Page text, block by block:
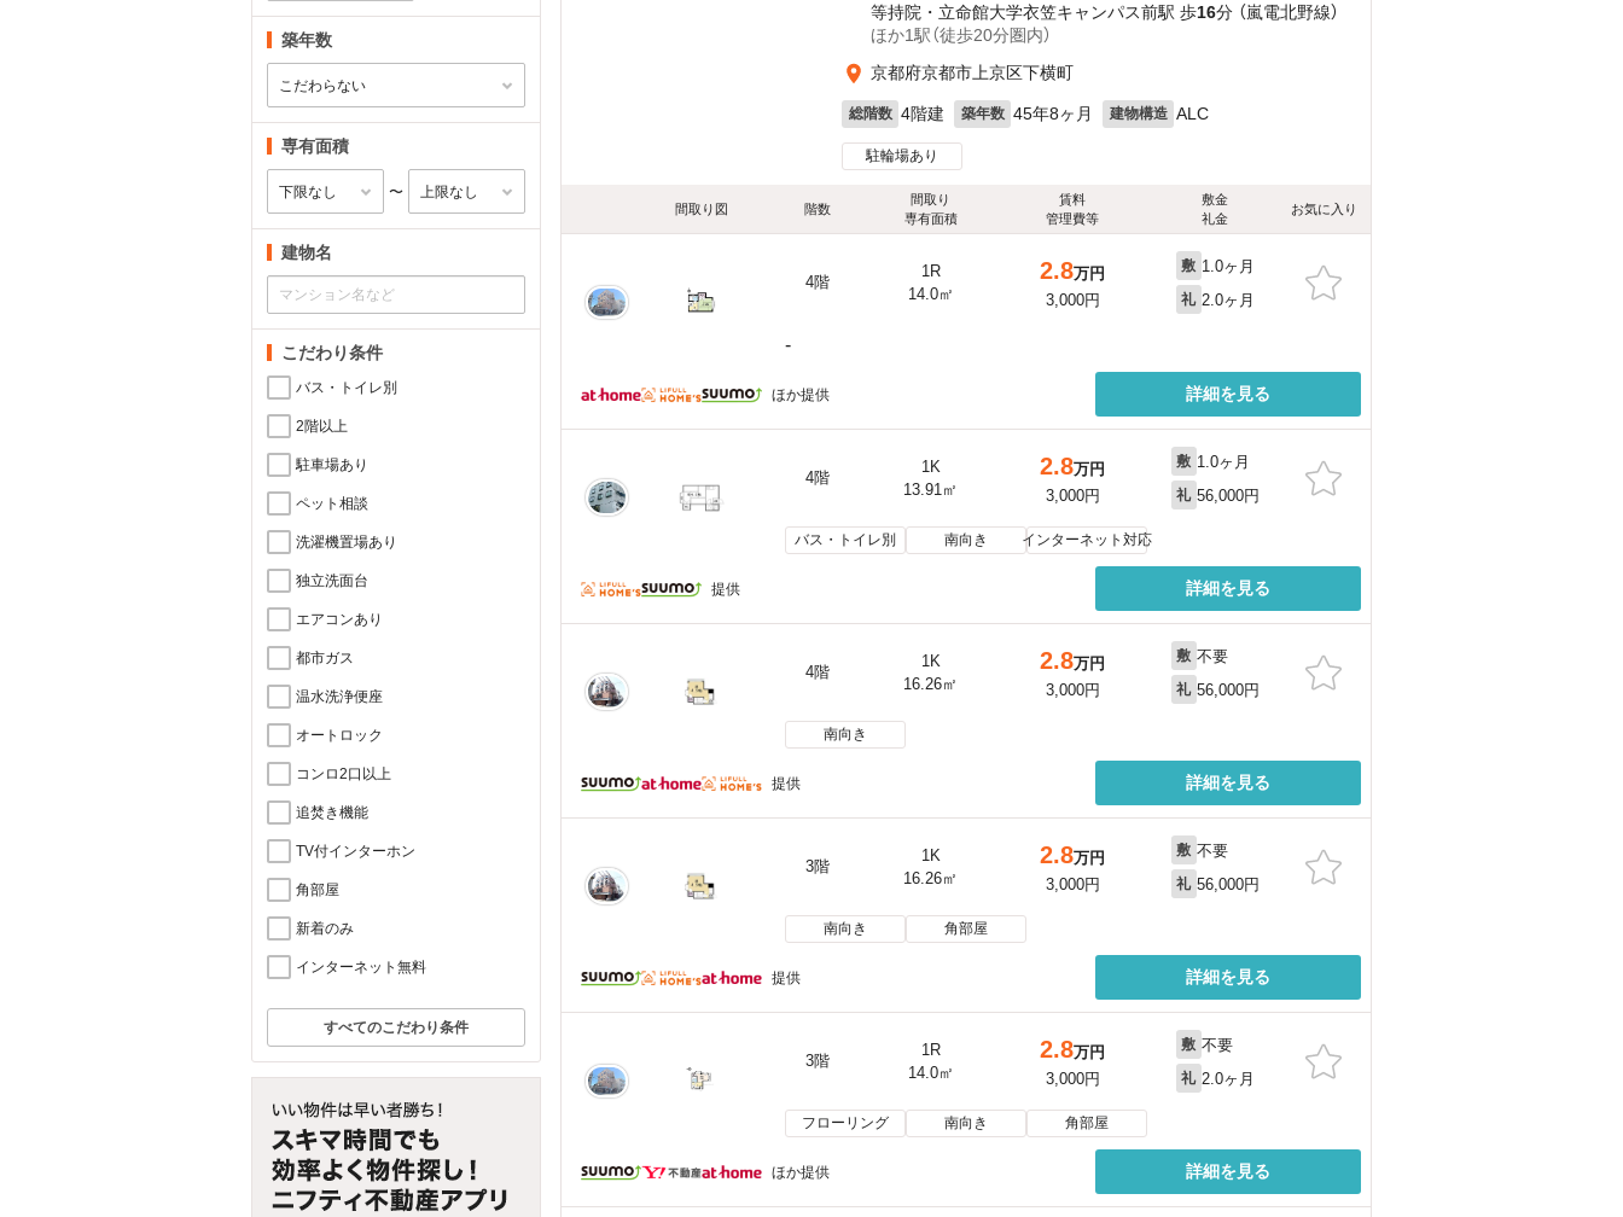
築年数
専有面積
〜
建物名
こだわり条件
バス・トイレ別
2階以上
駐車場あり
ペット相談
洗濯機置場あり
独立洗面台
エアコンあり
都市ガス
温水洗浄便座
オートロック
コンロ2口以上
追焚き機能
TV付インターホン
角部屋
新着のみ
インターネット無料
すべてのこだわり条件
等持院・立命館大学衣笠キャンパス前駅 歩16分 （嵐電北野線）
ほか1駅（徒歩20分圏内）
京都府京都市上京区下横町
総階数 4階建 築年数 45年8ヶ月 建物構造 ALC
駐輪場あり
間取り図 階数
間取り
専有面積
賃料
管理費等
敷金
礼金
お気に入り
4階
1R
14.0㎡
2.8万円
3,000円
敷 1.0ヶ月
礼 2.0ヶ月
-
ほか提供 詳細を見る
4階
1K
13.91㎡
2.8万円
3,000円
敷 1.0ヶ月
礼 56,000円
バス・トイレ別 南向き インターネット対応
提供 詳細を見る
4階
1K
16.26㎡
2.8万円
3,000円
敷 不要
礼 56,000円
南向き
提供 詳細を見る
3階
1K
16.26㎡
2.8万円
3,000円
敷 不要
礼 56,000円
南向き 角部屋
提供 詳細を見る
3階
1R
14.0㎡
2.8万円
3,000円
敷 不要
礼 2.0ヶ月
フローリング 南向き 角部屋
ほか提供 詳細を見る